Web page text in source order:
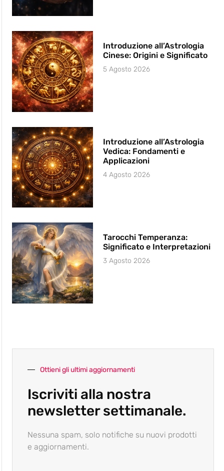
Introduzione all’Astrologia
Cinese: Origini e Significato
5 Agosto 2026
Introduzione all’Astrologia
Vedica: Fondamenti e
Applicazioni
4 Agosto 2026
Tarocchi Temperanza:
Significato e Interpretazioni
3 Agosto 2026
Ottieni gli ultimi aggiornamenti
Iscriviti alla nostra
newsletter settimanale.
Nessuna spam, solo notifiche su nuovi prodotti
e aggiornamenti.